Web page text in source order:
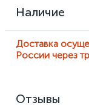
Наличие
Доставка
России через
Отзывы